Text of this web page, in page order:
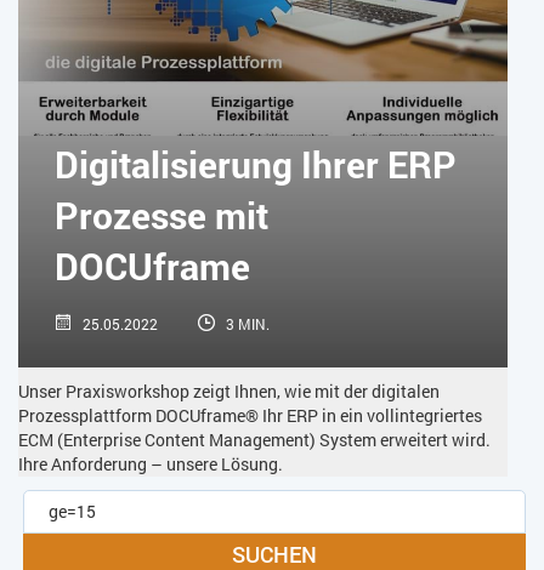
SICHERHEIT SMART WORK
SOCIAL COMMERCE SOCIAL-MEDIA
SOFTWARE-AS-A-SERVICE SOFTWAREENTWICKLUNG
TRANSPORTLOGISTIK / LAGER
Digitalisierung Ihrer ERP
Prozesse mit
DOCUframe
25.05.2022 3 MIN.
Unser Praxisworkshop zeigt Ihnen, wie mit der digitalen
Prozessplattform DOCUframe® Ihr ERP in ein vollintegriertes
ECM (Enterprise Content Management) System erweitert wird.
Ihre Anforderung – unsere Lösung.
SUCHEN